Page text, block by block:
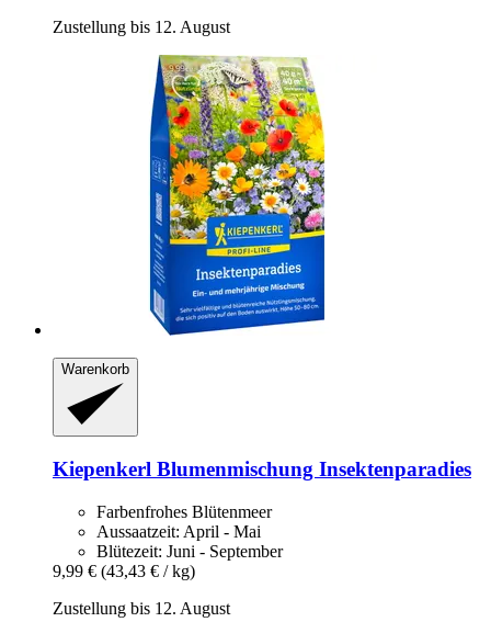
Zustellung bis 12. August
Warenkorb
Kiepenkerl Blumenmischung Insektenparadies
Farbenfrohes Blütenmeer
Aussaatzeit: April - Mai
Blütezeit: Juni - September
9,99 € (43,43 € / kg)
Zustellung bis 12. August